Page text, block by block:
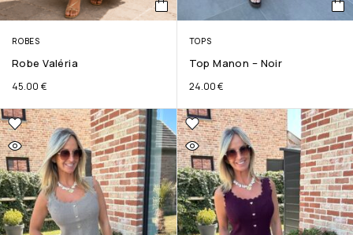
ROBES
Robe Valéria
45.00 €
TOPS
Top Manon – Noir
24.00€